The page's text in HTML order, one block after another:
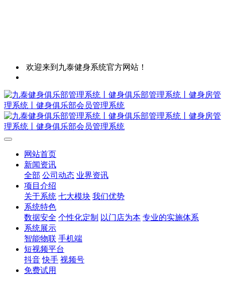
欢迎来到九泰健身系统官方网站！
网站首页
新闻资讯
全部 公司动态 业界资讯
项目介绍
关于系统 七大模块 我们优势
系统特色
数据安全 个性化定制 以门店为本 专业的实施体系
系统展示
智能物联 手机端
短视频平台
抖音 快手 视频号
免费试用